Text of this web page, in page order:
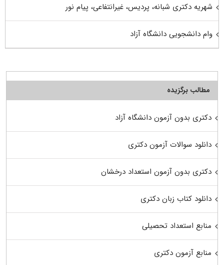
شهریه دکتری شبانه، پردیس، غیرانتفاعی، پیام نور
وام دانشجویی دانشگاه آزاد
مطالب برگزیده
دکتری بدون آزمون دانشگاه آزاد
دانلود سوالات آزمون دکتری
دکتری بدون آزمون استعداد درخشان
دانلود کتاب زبان دکتری
منابع استعداد تحصیلی
منابع آزمون دکتری